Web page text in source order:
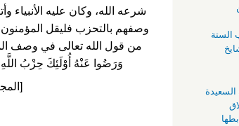
الستة
السعيدة
شرعه الله، وكان عليه الأنبياء
وصفهم بالتحزب فليقل المؤمنون
من قول الله تعالى في وصف
وَرَضُوا عَنْهُ أُوْلَئِكَ حِزْبُ